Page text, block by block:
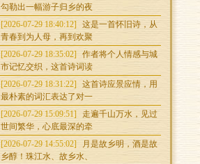
勾勒出一幅游子归乡的夜
[2026-07-29 18:40:12]
这是一首怀旧诗，从
青春到为人母，再到欢聚
[2026-07-29 18:35:02]
作者将个人情感与城
市记忆交织，这首诗词读
[2026-07-29 18:31:22]
这首诗应景应情，用
最朴素的词汇表达了对一
[2026-07-29 15:09:51]
走遍千山万水，见过
世间繁华，心底最深的牵
[2026-07-29 14:55:02]
月是故乡明，酒是故
乡醇！珠江水、故乡水、